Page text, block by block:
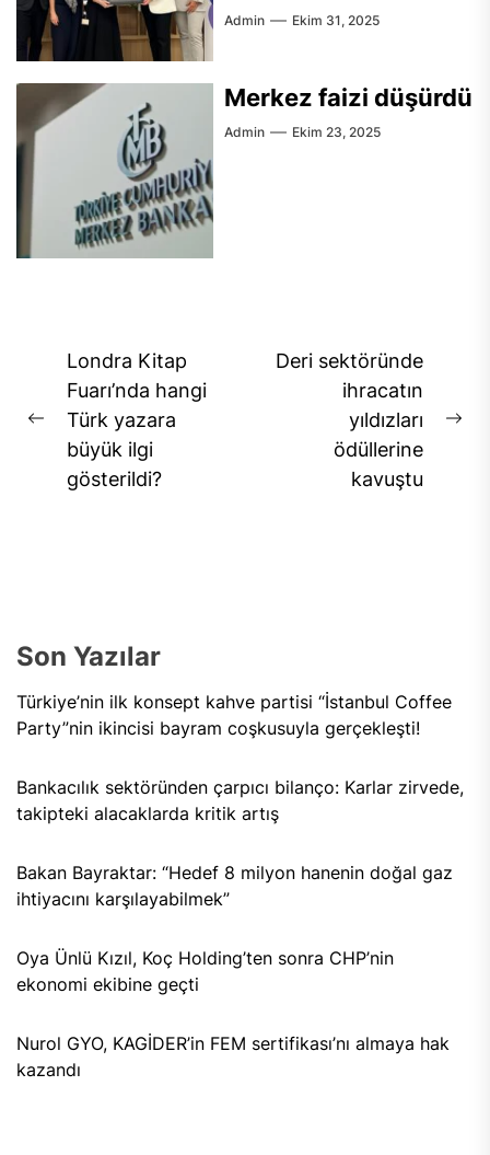
Admin Ekim 31, 2025
Merkez faizi düşürdü
Admin Ekim 23, 2025
Yazı
gezinmesi
Previous
post:
Londra Kitap
Fuarı’nda hangi
Türk yazara
büyük ilgi
gösterildi?
Deri sektöründe
ihracatın
yıldızları
ödüllerine
kavuştu
Son Yazılar
Türkiye’nin ilk konsept kahve partisi “İstanbul Coffee
Party”nin ikincisi bayram coşkusuyla gerçekleşti!
Bankacılık sektöründen çarpıcı bilanço: Karlar zirvede,
takipteki alacaklarda kritik artış
Bakan Bayraktar: “Hedef 8 milyon hanenin doğal gaz
ihtiyacını karşılayabilmek”
Oya Ünlü Kızıl, Koç Holding’ten sonra CHP’nin
ekonomi ekibine geçti
Nurol GYO, KAGİDER’in FEM sertifikası’nı almaya hak
kazandı